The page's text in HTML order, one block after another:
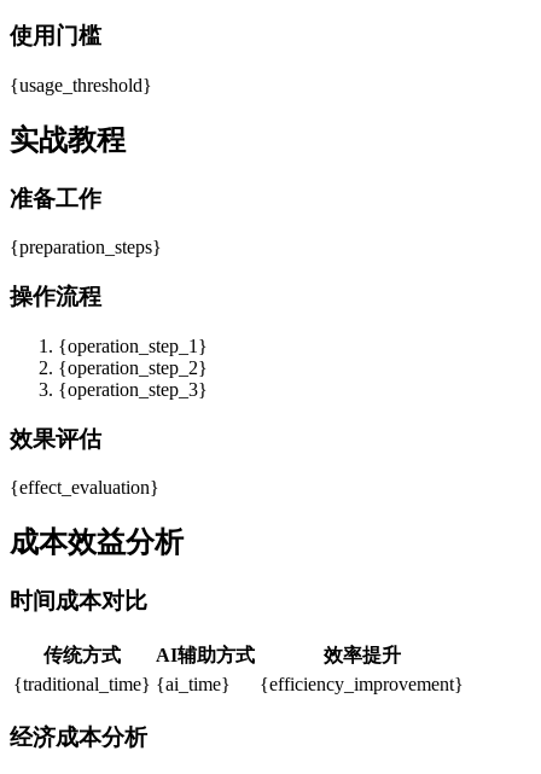
使用门槛
{usage_threshold}
实战教程
准备工作
{preparation_steps}
操作流程
{operation_step_1}
{operation_step_2}
{operation_step_3}
效果评估
{effect_evaluation}
成本效益分析
时间成本对比
传统方式 AI辅助方式
效率提升
{traditional_time} {ai_time} {efficiency_improvement}
经济成本分析